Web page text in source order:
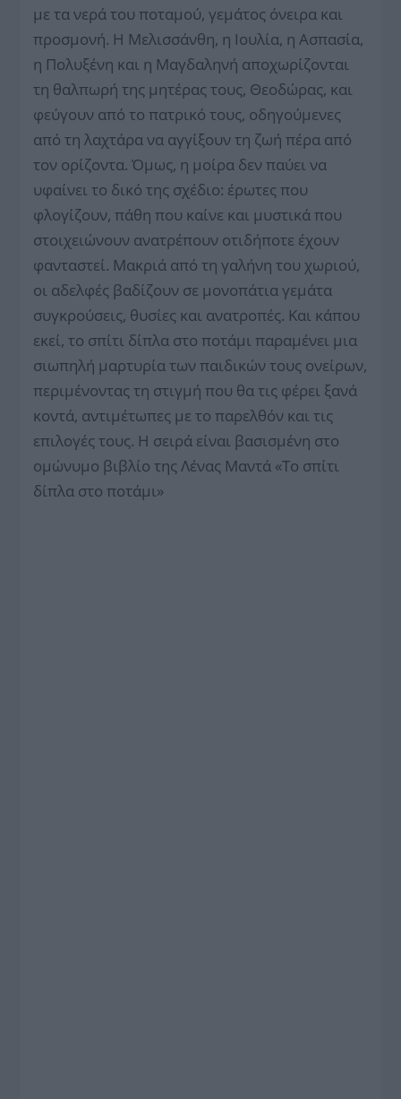
με τα νερά του ποταμού, γεμάτος όνειρα και
προσμονή. Η Μελισσάνθη, η Ιουλία, η Ασπασία,
η Πολυξένη και η Μαγδαληνή αποχωρίζονται
τη θαλπωρή της μητέρας τους, Θεοδώρας, και
φεύγουν από το πατρικό τους, οδηγούμενες
από τη λαχτάρα να αγγίξουν τη ζωή πέρα από
τον ορίζοντα. Όμως, η μοίρα δεν παύει να
υφαίνει το δικό της σχέδιο: έρωτες που
φλογίζουν, πάθη που καίνε και μυστικά που
στοιχειώνουν ανατρέπουν οτιδήποτε έχουν
φανταστεί. Μακριά από τη γαλήνη του χωριού,
οι αδελφές βαδίζουν σε μονοπάτια γεμάτα
συγκρούσεις, θυσίες και ανατροπές. Και κάπου
εκεί, το σπίτι δίπλα στο ποτάμι παραμένει μια
σιωπηλή μαρτυρία των παιδικών τους ονείρων,
περιμένοντας τη στιγμή που θα τις φέρει ξανά
κοντά, αντιμέτωπες με το παρελθόν και τις
επιλογές τους. Η σειρά είναι βασισμένη στο
ομώνυμο βιβλίο της Λένας Μαντά «Το σπίτι
δίπλα στο ποτάμι»